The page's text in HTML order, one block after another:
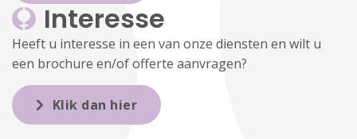
Interesse
Heeft u interesse in een van onze diensten en wilt u
een brochure en/of offerte aanvragen?
Klik dan hier